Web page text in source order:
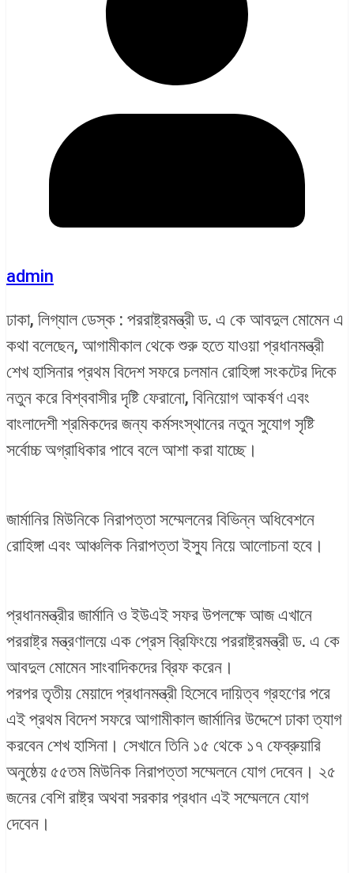
admin
ঢাকা, লিগ্যাল ডেস্ক : পররাষ্ট্রমন্ত্রী ড. এ কে আবদুল মোমেন এ
কথা বলেছেন, আগামীকাল থেকে শুরু হতে যাওয়া প্রধানমন্ত্রী
শেখ হাসিনার প্রথম বিদেশ সফরে চলমান রোহিঙ্গা সংকটের দিকে
নতুন করে বিশ্ববাসীর দৃষ্টি ফেরানো, বিনিয়োগ আকর্ষণ এবং
বাংলাদেশী শ্রমিকদের জন্য কর্মসংস্থানের নতুন সুযোগ সৃষ্টি
সর্বোচ্চ অগ্রাধিকার পাবে বলে আশা করা যাচ্ছে।
জার্মানির মিউনিকে নিরাপত্তা সম্মেলনের বিভিন্ন অধিবেশনে
রোহিঙ্গা এবং আঞ্চলিক নিরাপত্তা ইস্যু নিয়ে আলোচনা হবে।
প্রধানমন্ত্রীর জার্মানি ও ইউএই সফর উপলক্ষে আজ এখানে
পররাষ্ট্র মন্ত্রণালয়ে এক প্রেস ব্রিফিংয়ে পররাষ্ট্রমন্ত্রী ড. এ কে
আবদুল মোমেন সাংবাদিকদের ব্রিফ করেন।
পরপর তৃতীয় মেয়াদে প্রধানমন্ত্রী হিসেবে দায়িত্ব গ্রহণের পরে
এই প্রথম বিদেশ সফরে আগামীকাল জার্মানির উদ্দেশে ঢাকা ত্যাগ
করবেন শেখ হাসিনা। সেখানে তিনি ১৫ থেকে ১৭ ফেব্রুয়ারি
অনুষ্ঠেয় ৫৫তম মিউনিক নিরাপত্তা সম্মেলনে যোগ দেবেন। ২৫
জনের বেশি রাষ্ট্র অথবা সরকার প্রধান এই সম্মেলনে যোগ
দেবেন।